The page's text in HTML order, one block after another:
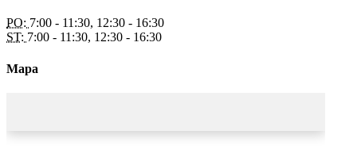
PO: 7:00 - 11:30, 12:30 - 16:30
ST: 7:00 - 11:30, 12:30 - 16:30
Mapa